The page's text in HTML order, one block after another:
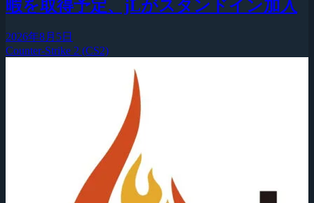
暇を取得予定、jLがスタンドイン加入
2026年8月5日
Counter-Strike 2 (CS2)